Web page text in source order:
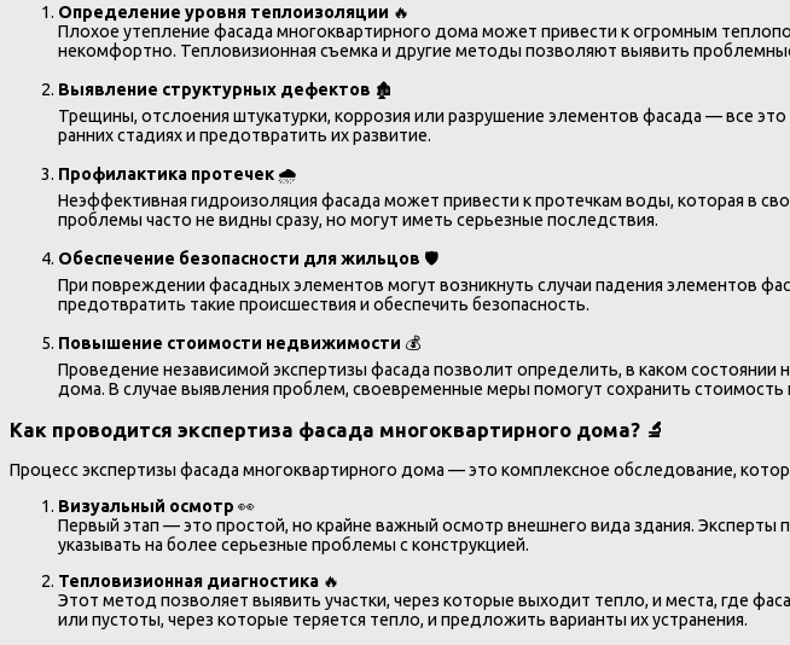
Определение уровня теплоизоляции 🔥
Плохое утепление фасада многоквартирного дома может привести к огромным
некомфортно. Тепловизионная съемка и другие методы позволяют выявить
Выявление структурных дефектов 🏚️
Трещины, отслоения штукатурки, коррозия или разрушение элементов фасада — все
ранних стадиях и предотвратить их развитие.
Профилактика протечек 🌧️
Неэффективная гидроизоляция фасада может привести к протечкам воды, которая в
проблемы часто не видны сразу, но могут иметь серьезные последствия.
Обеспечение безопасности для жильцов 🛡️
При повреждении фасадных элементов могут возникнуть случаи падения элементов
предотвратить такие происшествия и обеспечить безопасность.
Повышение стоимости недвижимости 💰
Проведение независимой экспертизы фасада позволит определить, в каком
дома. В случае выявления проблем, своевременные меры помогут сохранить стоимость
Как проводится экспертиза фасада многоквартирного дома? 🔬
Процесс экспертизы фасада многоквартирного дома — это комплексное обследование,
Визуальный осмотр 👀
Первый этап — это простой, но крайне важный осмотр внешнего вида здания.
указывать на более серьезные проблемы с конструкцией.
Тепловизионная диагностика 🔥
Этот метод позволяет выявить участки, через которые выходит тепло, и места, где
или пустоты, через которые теряется тепло, и предложить варианты их устранения.